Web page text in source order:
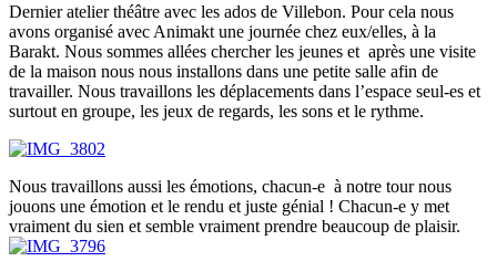
Dernier atelier théâtre avec les ados de Villebon. Pour cela nous
avons organisé avec Animakt une journée chez eux/elles, à la
Barakt. Nous sommes allées chercher les jeunes et après une visite
de la maison nous nous installons dans une petite salle afin de
travailler. Nous travaillons les déplacements dans l’espace seul-es et
surtout en groupe, les jeux de regards, les sons et le rythme.
Nous travaillons aussi les émotions, chacun-e à notre tour nous
jouons une émotion et le rendu et juste génial ! Chacun-e y met
vraiment du sien et semble vraiment prendre beaucoup de plaisir.